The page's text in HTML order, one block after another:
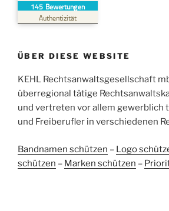
145 Bewertungen
Authentizität
SEHR GUT
Bewertungen auf
ProvenExpert.com
Bewertungen von
2
anderen Quellen
Blick aufs ProvenExpert-Profil werfen
ÜBER DIESE WEBSITE
KEHL Rechtsanwaltsgesellschaft
überregional tätige
und vertreten vor allem gewerblich
und Freiberufler in verschiedenen
Bandnamen schützen – Logo
schützen – Marken schützen –